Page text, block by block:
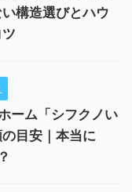
構造選びとハウ
ーム「シフクノい
目安｜本当に